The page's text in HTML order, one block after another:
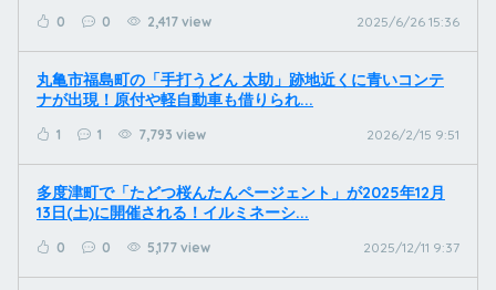
0 0 2,417 view 2025/6/26 15:36
丸亀市福島町の「手打うどん 太助」跡地近くに青いコンテ
ナが出現！原付や軽自動車も借りられ...
1 1 7,793 view 2026/2/15 9:51
多度津町で「たどつ桜んたんページェント」が2025年12月
13日(土)に開催される！イルミネーシ...
0 0 5,177 view 2025/12/11 9:37